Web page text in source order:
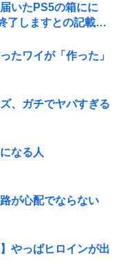
いたPS5の箱にに
了しますとの記載が
たワイが「作った」
、ガチでヤバすぎる
なる人
が心配でならない
やっぱヒロインが出